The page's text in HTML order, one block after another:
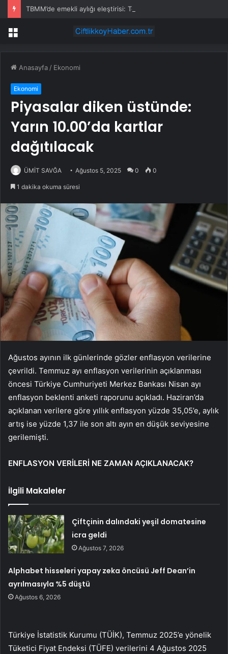
TBMM’de emekli aylığı eleştirisi: Torba yasa torbacı anlayış
Menü
Anasayfa / Ekonomi
Ekonomi
Piyasalar diken üstünde:
Yarın 10.00’da kartlar
dağıtılacak
ÜMİT SAVĞA Ağustos 5, 2025 0 0
1 dakika okuma süresi
Ağustos ayının ilk günlerinde gözler enflasyon verilerine
çevrildi. Temmuz ayı enflasyon verilerinin açıklanması
öncesi Türkiye Cumhuriyeti Merkez Bankası Nisan ayı
enflasyon beklenti anketi raporunu açıkladı. Haziran’da
açıklanan verilere göre yıllık enflasyon yüzde 35,05’e, aylık
artış ise yüzde 1,37 ile son altı ayın en düşük seviyesine
gerilemişti.
ENFLASYON VERİLERİ NE ZAMAN AÇIKLANACAK?
İlgili Makaleler
Çiftçinin dalındaki yeşil domatesine
icra geldi
Ağustos 7, 2026
Alphabet hisseleri yapay zeka öncüsü Jeff Dean’in
ayrılmasıyla %5 düştü
Ağustos 6, 2026
Türkiye İstatistik Kurumu (TÜİK), Temmuz 2025’e yönelik
Tüketici Fiyat Endeksi (TÜFE) verilerini 4 Ağustos 2025